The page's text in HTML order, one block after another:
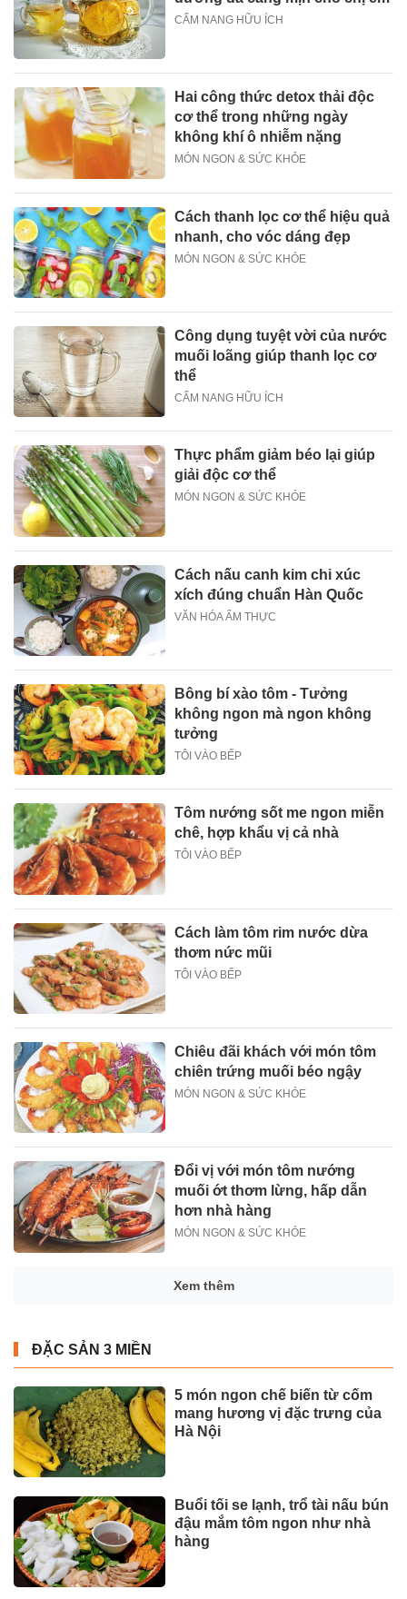
CẨM NANG HỮU ÍCH
Hai công thức detox thải độc
cơ thể trong những ngày
không khí ô nhiễm nặng
MÓN NGON & SỨC KHỎE
Cách thanh lọc cơ thể hiệu quả
nhanh, cho vóc dáng đẹp
MÓN NGON & SỨC KHỎE
Công dụng tuyệt vời của nước
muối loãng giúp thanh lọc cơ
thể
CẨM NANG HỮU ÍCH
Thực phẩm giảm béo lại giúp
giải độc cơ thể
MÓN NGON & SỨC KHỎE
Cách nấu canh kim chi xúc
xích đúng chuẩn Hàn Quốc
VĂN HÓA ẨM THỰC
Bông bí xào tôm - Tưởng
không ngon mà ngon không
tưởng
TÔI VÀO BẾP
Tôm nướng sốt me ngon miễn
chê, hợp khẩu vị cả nhà
TÔI VÀO BẾP
Cách làm tôm rim nước dừa
thơm nức mũi
TÔI VÀO BẾP
Chiêu đãi khách với món tôm
chiên trứng muối béo ngậy
MÓN NGON & SỨC KHỎE
Đổi vị với món tôm nướng
muối ớt thơm lừng, hấp dẫn
hơn nhà hàng
MÓN NGON & SỨC KHỎE
Xem thêm
ĐẶC SẢN 3 MIỀN
5 món ngon chế biến từ cốm
mang hương vị đặc trưng của
Hà Nội
Buổi tối se lạnh, trổ tài nấu bún
đậu mắm tôm ngon như nhà
hàng